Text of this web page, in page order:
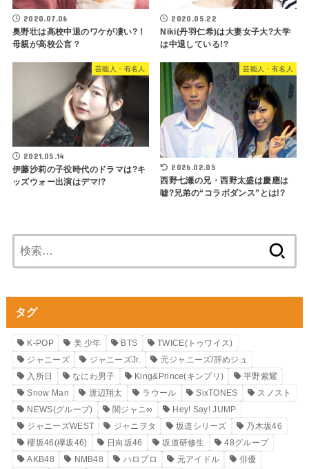
2020.07.06
奥野壮は高校中退のワケが凄い?！
母親が高校公言？
2020.05.22
Niki(丹羽仁希)は大妻女子大?大学
は中退している!?
芸能人・有名人
2021.05.14
伊藤沙莉の子役時代のドラマは?キ
ッズウォー出演はデマ!?
芸能人・有名人
2026.02.05
西野七瀬の兄・西野太盛は慶應は
嘘?兄弟の“コラボダンス”とは!?
索:
タグ
K-POP 美 少年 BTS
TWICE(トゥワイス)
ジャニーズ
ジャニーズJr.
元ジャニーズ/辞めジュ
入所日
なにわ男子 King&Prince(キンプリ)
平野紫耀
Snow Man
渡辺翔太 ラウール SixTONES
スノスト
NEWS(グループ)
関ジャニ∞
Hey! Say! JUMP
ジャニーズWEST
ジャニヲタ 坂道シリーズ
乃木坂46
櫻坂46(欅坂46)
日向坂46 坂道研修生
48グループ
AKB48
NMB48 ハロプロ 元アイドル 俳優